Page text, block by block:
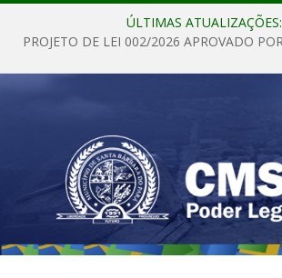
ÚLTIMAS ATUALIZAÇÕES: